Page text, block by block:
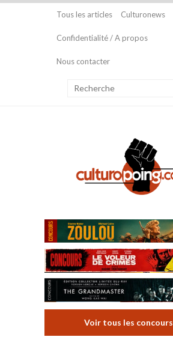
Tous les articles Culturonews
Confidentialité / A propos
Nous contacter
Voir tous les concours